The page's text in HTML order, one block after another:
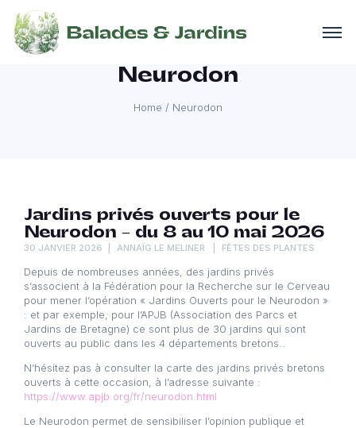
Neurodon
Home / Neurodon
Jardins privés ouverts pour le
Neurodon – du 8 au 10 mai 2026
30 JANVIER 2026 ANNAÏG LE MELINER FÊTES DES PLANTES
Depuis de nombreuses années, des jardins privés
s’associent à la Fédération pour la Recherche sur le Cerveau
pour mener l’opération « Jardins Ouverts pour le Neurodon »
: et par exemple, pour l’APJB (Association des Parcs et
Jardins de Bretagne) ce sont plus de 30 jardins qui sont
ouverts au public dans les 4 départements bretons..
N’hésitez pas à consulter la carte des jardins privés bretons
ouverts à cette occasion, à l’adresse suivante :
https://www.apjb.org/fr/neurodon.html
Le Neurodon permet de sensibiliser l’opinion publique et